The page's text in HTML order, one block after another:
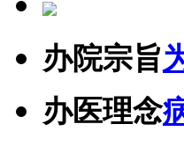
办院宗旨
办医理念